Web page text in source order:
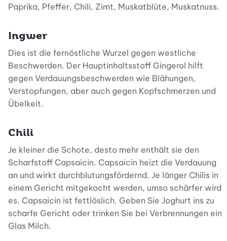
Paprika, Pfeffer, Chili, Zimt, Muskatblüte, Muskatnuss.
Ingwer
Dies ist die fernöstliche Wurzel gegen westliche
Beschwerden. Der Hauptinhaltsstoff Gingerol hilft
gegen Verdauungsbeschwerden wie Blähungen,
Verstopfungen, aber auch gegen Kopfschmerzen und
Übelkeit.
Chili
Je kleiner die Schote, desto mehr enthält sie den
Scharfstoff Capsaicin. Capsaicin heizt die Verdauung
an und wirkt durchblutungsfördernd. Je länger Chilis in
einem Gericht mitgekocht werden, umso schärfer wird
es. Capsaicin ist fettlöslich. Geben Sie Joghurt ins zu
scharfe Gericht oder trinken Sie bei Verbrennungen ein
Glas Milch.